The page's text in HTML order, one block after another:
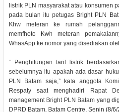
listrik PLN masyarakat atau konsumen
pada bulan itu petugas Bright PLN
Khw meteran ke rumah
memfhoto Kwh meteran
WhasApp ke nomor yang disediakan
“ Penghitungan tarif listrik
sebelumnya itu apakah ada dasar
PLN Batam saja,” kata anggota
Respaty saat menghadiri Rapat
management Bright PLN Batam yang
DPRD Batam, Batam Centre, Senin (8/